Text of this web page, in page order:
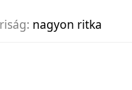
nagyon ritka